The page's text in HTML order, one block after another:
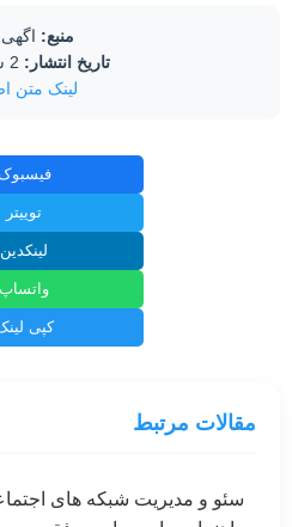
منبع: اگهی
تاریخ انتشار:
لینک متن
فیسبوک
توییتر
لینکدین
واتساپ
کپی
مقالات مرتبط
سئو و مدیریت شبکه های